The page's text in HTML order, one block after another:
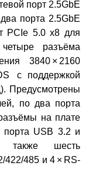
порт 2.5GbE
порта 2.5GbE
PCIe 5.0 x8 для
разъёма
3840 × 2160
с поддержкой
Предусмотрены
по два порта
на плате
порта USB 3.2 и
шесть
422/485 и 4 × RS-